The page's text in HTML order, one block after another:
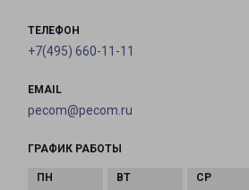
ТЕЛЕФОН
+7(495) 660-11-11
EMAIL
pecom@pecom.ru
ГРАФИК РАБОТЫ